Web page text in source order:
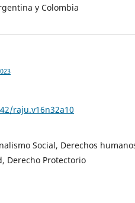
y Colombia
raju.v16n32a10
Social, Derechos
Derecho Protectorio